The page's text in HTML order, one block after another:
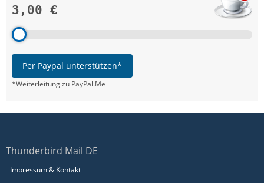
3,00 €
Per Paypal unterstützen*
*Weiterleitung zu PayPal.Me
Thunderbird Mail DE
Impressum & Kontakt